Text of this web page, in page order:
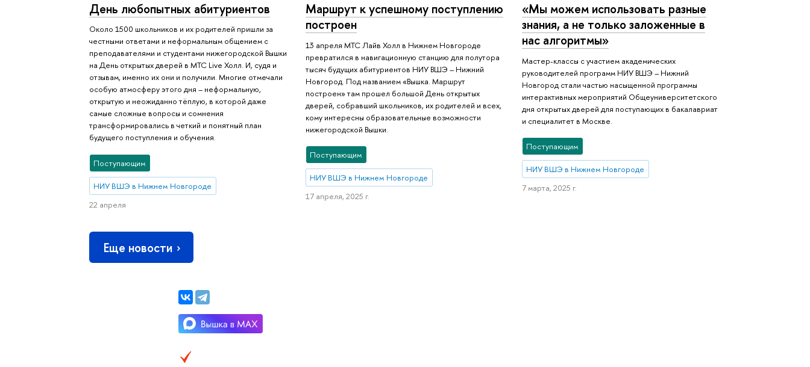
День любопытных абитуриентов
Около 1500 школьников и их родителей пришли за
честными ответами и неформальным общением с
преподавателями и студентами нижегородской Вышки
на День открытых дверей в МТС Live Холл. И, судя и
отзывам, именно их они и получили. Многие отмечали
особую атмосферу этого дня – неформальную,
открытую и неожиданно тёплую, в которой даже
самые сложные вопросы и сомнения
трансформировались в четкий и понятный план
будущего поступления и обучения.
Поступающим
НИУ ВШЭ в Нижнем Новгороде
22 апреля
Маршрут к успешному поступлению
построен
13 апреля МТС Лайв Холл в Нижнем Новгороде
превратился в навигационную станцию для полутора
тысяч будущих абитуриентов НИУ ВШЭ – Нижний
Новгород. Под названием «Вышка. Маршрут
построен» там прошел большой День открытых
дверей, собравший школьников, их родителей и всех,
кому интересны образовательные возможности
нижегородской Вышки.
Поступающим
НИУ ВШЭ в Нижнем Новгороде
17 апреля, 2025 г.
«Мы можем использовать разные
знания, а не только заложенные в
нас алгоритмы»
Мастер-классы с участием академических
руководителей программ НИУ ВШЭ – Нижний
Новгород стали частью насыщенной программы
интерактивных мероприятий Общеуниверситетского
дня открытых дверей для поступающих в бакалавриат
и специалитет в Москве.
Поступающим
НИУ ВШЭ в Нижнем Новгороде
7 марта, 2025 г.
Еще новости